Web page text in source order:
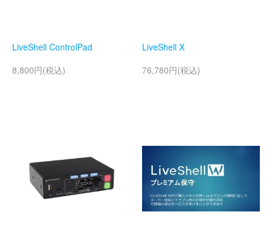
LiveShell ControlPad
8,800円(税込)
LiveShell X
76,780円(税込)